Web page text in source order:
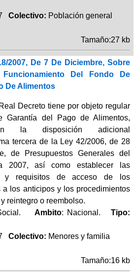
Colectivo: Población general
Tamaño:27 kb
2007, De 7 De Diciembre, Sobre
Del Fondo De
De Alimentos
Decreto tiene por objeto regular
Garantía del Pago de Alimentos,
la disposición adicional
tercera de la Ley 42/2006, de 28
de Presupuestos Generales del
2007, así como establecer las
y requisitos de acceso de los
a los anticipos y los procedimientos
reintegro o reembolso.
Social. Ambito: Nacional. Tipo:
Colectivo: Menores y familia
Tamaño:16 kb